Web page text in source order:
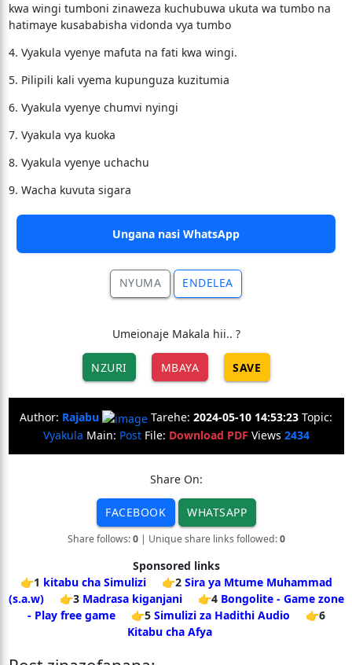
kwa wingi tumboni zinaweza kuchubuwa ukuta wa tumbo na
hatimaye kusababisha vidonda vya tumbo
4. Vyakula vyenye mafuta na fati kwa wingi.
5. Pilipili kali vyema kupunguza kuzitumia
6. Vyakula vyenye chumvi nyingi
7. Vyakula vya kuoka
8. Vyakula vyenye uchachu
9. Wacha kuvuta sigara
Ungana nasi WhatsApp
NYUMA ENDELEA
Umeionaje Makala hii.. ?
NZURI MBAYA SAVE
Author: Rajabu Tarehe: 2024-05-10 14:53:23 Topic:
Vyakula Main: PostFile: Download PDF Views 2434
Share On:
FACEBOOK WHATSAPP
Share follows:0| Unique share links followed:0
Sponsored links
👉1 kitabu cha Simulizi 👉2 Sira ya Mtume Muhammad
(s.a.w)
👉3 Madrasa kiganjani 👉4 Bongolite - Game zone
- Play free game
👉5 Simulizi za Hadithi Audio
👉6
Kitabu cha Afya